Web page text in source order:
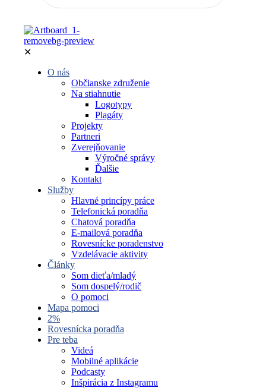
✕
O nás
Občianske združenie
Na stiahnutie
Logotypy
Plagáty
Projekty
Partneri
Zverejňovanie
Výročné správy
Ďalšie
Kontakt
Služby
Hlavné princípy práce
Telefonická poradňa
Chatová poradňa
E-mailová poradňa
Rovesnícke poradenstvo
Vzdelávacie aktivity
Články
Som dieťa/mladý
Som dospelý/rodič
O pomoci
Mapa pomoci
2%
Rovesnícka poradňa
Pre teba
Videá
Mobilné aplikácie
Podcasty
Inšpirácia z Instagramu